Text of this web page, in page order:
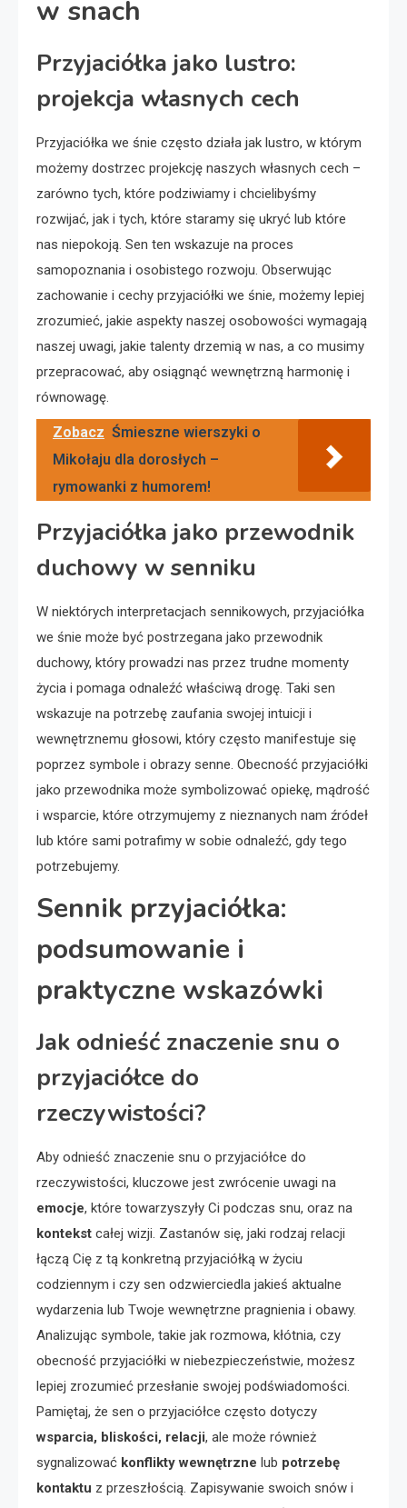
w snach
Przyjaciółka jako lustro:
projekcja własnych cech
Przyjaciółka we śnie często działa jak lustro, w którym
możemy dostrzec projekcję naszych własnych cech –
zarówno tych, które podziwiamy i chcielibyśmy
rozwijać, jak i tych, które staramy się ukryć lub które
nas niepokoją. Sen ten wskazuje na proces
samopoznania i osobistego rozwoju. Obserwując
zachowanie i cechy przyjaciółki we śnie, możemy lepiej
zrozumieć, jakie aspekty naszej osobowości wymagają
naszej uwagi, jakie talenty drzemią w nas, a co musimy
przepracować, aby osiągnąć wewnętrzną harmonię i
równowagę.
Zobacz Śmieszne wierszyki o
Mikołaju dla dorosłych –
rymowanki z humorem!
Przyjaciółka jako przewodnik
duchowy w senniku
W niektórych interpretacjach sennikowych, przyjaciółka
we śnie może być postrzegana jako przewodnik
duchowy, który prowadzi nas przez trudne momenty
życia i pomaga odnaleźć właściwą drogę. Taki sen
wskazuje na potrzebę zaufania swojej intuicji i
wewnętrznemu głosowi, który często manifestuje się
poprzez symbole i obrazy senne. Obecność przyjaciółki
jako przewodnika może symbolizować opiekę, mądrość
i wsparcie, które otrzymujemy z nieznanych nam źródeł
lub które sami potrafimy w sobie odnaleźć, gdy tego
potrzebujemy.
Sennik przyjaciółka:
podsumowanie i
praktyczne wskazówki
Jak odnieść znaczenie snu o
przyjaciółce do
rzeczywistości?
Aby odnieść znaczenie snu o przyjaciółce do
rzeczywistości, kluczowe jest zwrócenie uwagi na
emocje, które towarzyszyły Ci podczas snu, oraz na
kontekst całej wizji. Zastanów się, jaki rodzaj relacji
łączą Cię z tą konkretną przyjaciółką w życiu
codziennym i czy sen odzwierciedla jakieś aktualne
wydarzenia lub Twoje wewnętrzne pragnienia i obawy.
Analizując symbole, takie jak rozmowa, kłótnia, czy
obecność przyjaciółki w niebezpieczeństwie, możesz
lepiej zrozumieć przesłanie swojej podświadomości.
Pamiętaj, że sen o przyjaciółce często dotyczy
wsparcia, bliskości, relacji, ale może również
sygnalizować konflikty wewnętrzne lub potrzebę
kontaktu z przeszłością. Zapisywanie swoich snów i